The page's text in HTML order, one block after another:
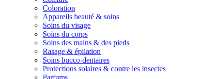
Coloration
Appareils beauté & soins
Soins du visage
Soins du corps
Soins des mains & des pieds
Rasage & épilation
Soins bucco-dentaires
Protections solaires & contre les insectes
Parfums